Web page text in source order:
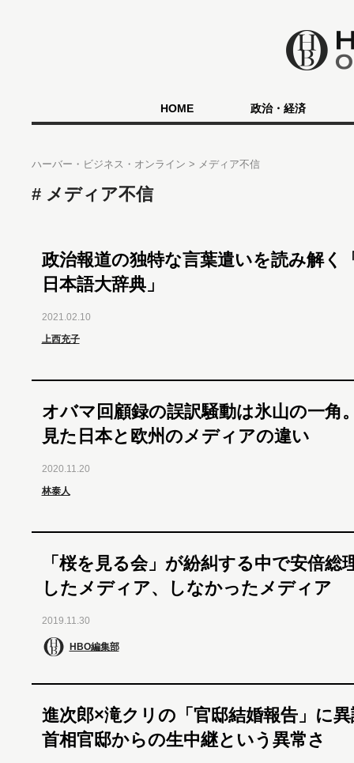
HOME 政治・経済
ハーバー・ビジネス・オンライン メディア不信
メディア不信
政治報道の独特な言葉遣いを読み解く
日本語大辞典」
2021.02.10
上西充子
オバマ回顧録の誤訳騒動は氷山の一角
見た日本と欧州のメディアの違い
2020.11.20
林泰人
「桜を見る会」が紛糾する中で安倍総
したメディア、しなかったメディア
2019.11.30
HBO編集部
進次郎×滝クリの「官邸結婚報告」に
首相官邸からの生中継という異常さ